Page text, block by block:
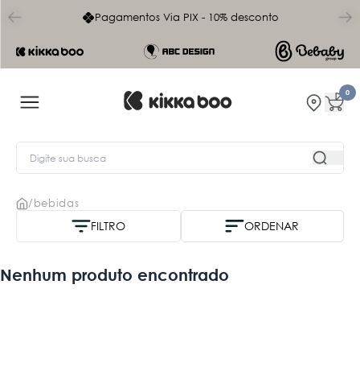
Pagamentos Via PIX - 10% desconto
0
/bebidas
FILTRO ORDENAR
Nenhum produto encontrado